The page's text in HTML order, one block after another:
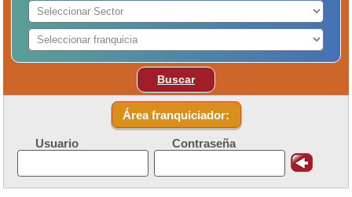
Buscar
Área franquiciador:
Usuario Contraseña